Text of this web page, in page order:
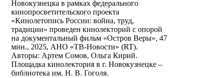
Новокузнецка в рамках федерального
кинопросветительского проекта
«Кинолетопись России: война, труд,
традиции» проведен кинолекторий с опорой
на документальный фильм «Остров Веры», 47
мин., 2025, АНО «ТВ-Новости» (RT).
Авторы: Артем Сомов, Ольга Кирий.
Площадка кинолектория в г. Новокузнецке –
библиотека им. Н. В. Гоголя.